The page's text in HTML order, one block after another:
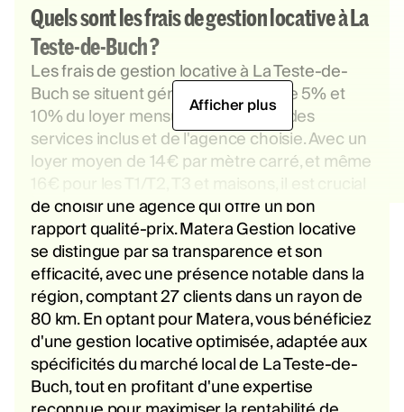
Quels sont les frais de gestion locative à La
Teste-de-Buch ?
Les frais de gestion locative à La Teste-de-
Buch se situent généralement entre 5% et
10% du loyer mensuel, en fonction des
services inclus et de l'agence choisie. Avec un
loyer moyen de 14€ par mètre carré, et même
16€ pour les T1/T2, T3 et maisons, il est crucial
de choisir une agence qui offre un bon
rapport qualité-prix. Matera Gestion locative
se distingue par sa transparence et son
efficacité, avec une présence notable dans la
région, comptant 27 clients dans un rayon de
80 km. En optant pour Matera, vous bénéficiez
d'une gestion locative optimisée, adaptée aux
spécificités du marché local de La Teste-de-
Buch, tout en profitant d'une expertise
Afficher plus